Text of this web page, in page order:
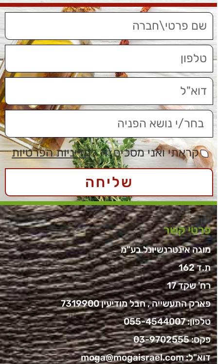
קראתי ואני מסכים\ה למדיניות הפרטיות
שליחה
פרטי קשר
מוגה אינטרנשיונל בע"מ
ת.ד 162
רח' שקד 17
פארק התעשייה , חבל מודיעין 7319900
טלפון:055-4544007
פקס: 03-9702555
דוא"ל:moga@mogaisrael.com